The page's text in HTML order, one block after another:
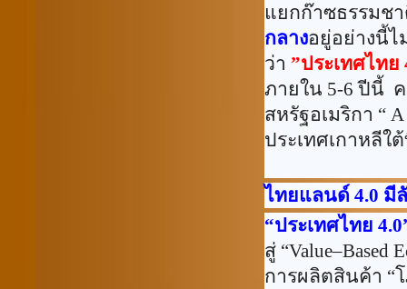
แยกก๊าซธรรมช
กลางอยู่อย่างนี้ไ
ว่า ”ประเทศไทย
ภายใน 5-6 ปีนี้
สหรัฐอเมริกา “ A
ประเทศเกาหลีใ
ไทยแลนด์ 4.0 มี
“ประเทศไทย
สู่ “Value–Based
การผลิตสินค้า “